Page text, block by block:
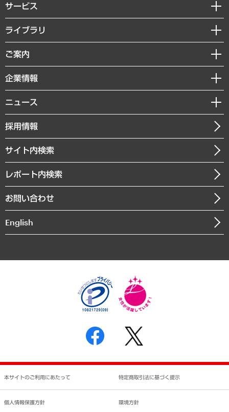
サービス
経営戦略
組織・人事戦略
デジタルイノベーション
共生・ダイバーシティ
GRC（ガバナンス・リスク・コンプライアンス）・防災（政策）
経済・産業・雇用・労働
まちづくり・観光・交通・スポーツ・スマートシティ
自然資源・農林水産業・食料システム
ライブラリ
経済調査
レポート
コラム
経営用語集
受託・受注実績（官公庁関連）
メディア掲載・出演
ご案内
セミナー・イベント情報
MUFGビジネスセミナー
受託案件情報
企業情報
私たちの想い
社長メッセージ
会社概要
沿革
組織図・本部部室紹介
インドネシア現地法人
個人情報保護方針
反社会的勢力に対する基本方針
書面による個人情報の開示等の請求の手続きについて
ニュース
ニュースリリース
お知らせ
採用情報
サイト内検索
レポート内検索
お問い合わせ
English
本サイトのご利用にあたって 特定商取引法に基づく提示
個人情報保護方針 環境方針